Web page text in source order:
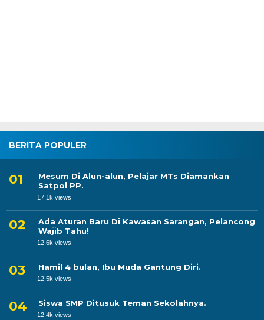
BERITA POPULER
Mesum Di Alun-alun, Pelajar MTs Diamankan
Satpol PP.
17.1k views
Ada Aturan Baru Di Kawasan Sarangan, Pelancong
Wajib Tahu!
12.6k views
Hamil 4 bulan, Ibu Muda Gantung Diri.
12.5k views
Siswa SMP Ditusuk Teman Sekolahnya.
12.4k views